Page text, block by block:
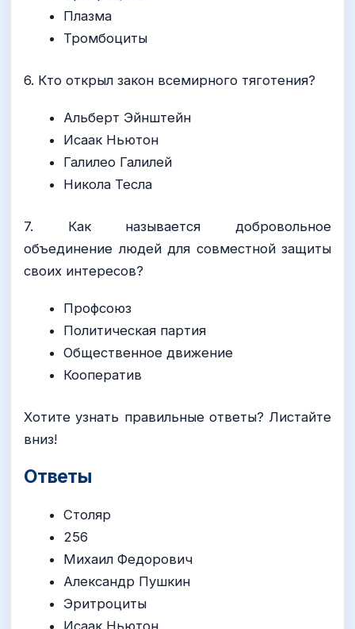
Плазма
Тромбоциты
6. Кто открыл закон всемирного тяготения?
Альберт Эйнштейн
Исаак Ньютон
Галилео Галилей
Никола Тесла
7. Как называется добровольное
объединение людей для совместной защиты
своих интересов?
Профсоюз
Политическая партия
Общественное движение
Кооператив
Хотите узнать правильные ответы? Листайте
вниз!
Ответы
Столяр
256
Михаил Федорович
Александр Пушкин
Эритроциты
Исаак Ньютон